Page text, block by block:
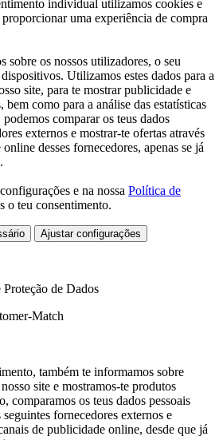
individual utilizamos cookies e
uma experiência de compra
sobre os nossos utilizadores, o seu
Utilizamos estes dados para a
site, para te mostrar publicidade e
bem como para a análise das estatísticas
comparar os teus dados
externos e mostrar-te ofertas através
desses fornecedores, apenas se já
e na nossa Política de
o teu consentimento.
Ajustar configurações
de Dados
Match
também te informamos sobre
site e mostramos-te produtos
comparamos os teus dados pessoais
fornecedores externos e
de publicidade online, desde que já